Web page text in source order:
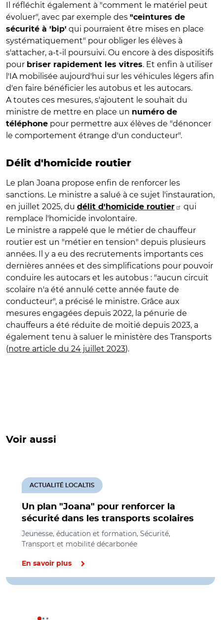
Il réfléchit également à "comment le matériel peut
évoluer", avec par exemple des "ceintures de
sécurité à 'bip' qui pourraient être mises en place
systématiquement" pour obliger les élèves à
s'attacher, a-t-il poursuivi. Ou encore à des dispositifs
pour briser rapidement les vitres. Et enfin à utiliser
l'IA mobilisée aujourd'hui sur les véhicules légers afin
d'en faire bénéficier les autobus et les autocars.
A toutes ces mesures, s'ajoutent le souhait du
ministre de mettre en place un numéro de
téléphone pour permettre aux élèves de "dénoncer
le comportement étrange d'un conducteur".
Délit d'homicide routier
Le plan Joana propose enfin de renforcer les
sanctions. Le ministre a salué à ce sujet l'instauration,
en juillet 2025, du délit d'homicide routier
qui
remplace l'homicide involontaire.
Le ministre a rappelé que le métier de chauffeur
routier est un "métier en tension" depuis plusieurs
années. Il y a eu des recrutements importants ces
dernières années et des simplifications pour pouvoir
conduire les autocars et les autobus : "aucun circuit
scolaire n'a été annulé cette année faute de
conducteur", a précisé le ministre. Grâce aux
mesures engagées depuis 2022, la pénurie de
chauffeurs a été réduite de moitié depuis 2023, a
également tenu à saluer le ministère des Transports
(notre article du 24 juillet 2023).
Voir aussi
Un plan "Joana" pour renforcer la
sécurité dans les transports scolaires
ACTUALITÉ LOCALTIS
Jeunesse, éducation et formation, Sécurité,
Transport et mobilité décarbonée
En savoir plus